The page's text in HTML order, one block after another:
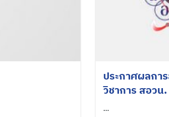
ประกาศผลกา
วิชาการ สอวน
…